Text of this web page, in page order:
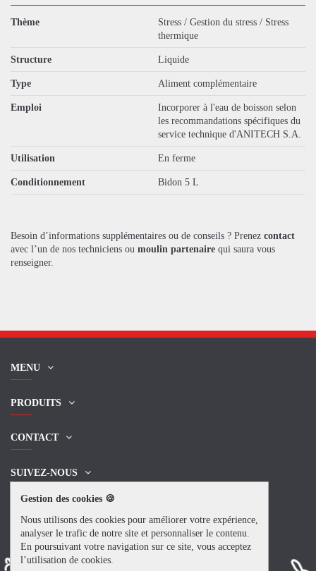
Thème
Stress / Gestion du stress / Stress
thermique
Structure Liquide
Type Aliment complémentaire
Emploi
Incorporer à l'eau de boisson selon
les recommandations spécifiques du
service technique d'ANITECH S.A.
Utilisation En ferme
Conditionnement Bidon 5 L
Besoin d’informations supplémentaires ou de conseils ? Prenez contact
avec l’un de nos techniciens ou moulin partenaire qui saura vous
renseigner.
MENU
PRODUITS
CONTACT
SUIVEZ-NOUS
Gestion des cookies 🍪
Nous utilisons des cookies pour améliorer votre expérience,
analyser le trafic de notre site et personnaliser le contenu.
En poursuivant votre navigation sur ce site, vous acceptez
l’utilisation de cookies.